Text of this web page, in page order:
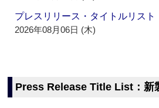
プレスリリース・タイトルリス
2026年08月06日 (木)
Press Release Title List：新